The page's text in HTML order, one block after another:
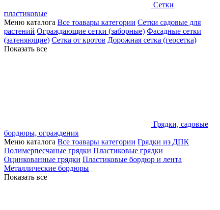
Сетки
пластиковые
Меню каталога Все тоавары категории Сетки садовые для
растений Ограждающие сетки (заборные) Фасадные сетки
(затеняющие) Сетка от кротов Дорожная сетка (геосетка)
Показать все
Грядки, садовые
бордюры, ограждения
Меню каталога Все тоавары категории Грядки из ДПК
Полимерпесчаные грядки Пластиковые грядки
Оцинкованные грядки Пластиковые бордюр и лента
Металлические бордюры
Показать все